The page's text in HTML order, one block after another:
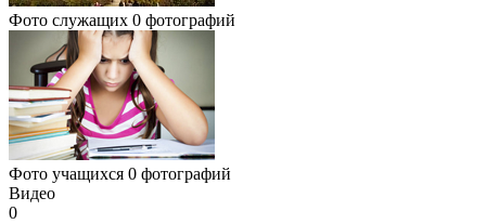
Фото служащих 0 фотографий
Фото учащихся 0 фотографий
Видео
0